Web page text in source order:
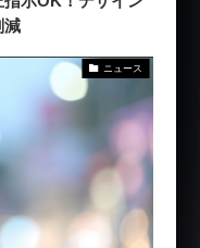
減
ニュース